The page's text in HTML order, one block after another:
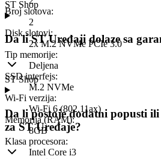
Broj slotova:
2
Disk slotovi:
2x M.2 NVMe PCIe 3.0
Tip memorije:
Deljena
SSD interfejs:
M.2 NVMe
Wi-Fi verzija:
Wi-Fi 6 (802.11ax)
Memorija (RAM):
8GB
Klasa procesora:
Intel Core i3
ST Shop
Da li ST Uređaji dolaze sa
ST Shop
Da li postoje dodatni popusti ili
za ST Uređaje?